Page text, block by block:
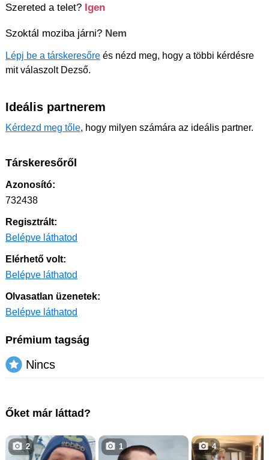
Szereted a telet? Igen
Szoktál moziba járni? Nem
Lépj be a társkeresőre és nézd meg, hogy a többi kérdésre
mit válaszolt Dezső.
Ideális partnerem
Kérdezd meg tőle, hogy milyen számára az ideális partner.
Társkeresőről
Azonosító:
732438
Regisztrált:
Belépve láthatod
Elérhető volt:
Belépve láthatod
Olvasatlan üzenetek:
Belépve láthatod
Prémium tagság
Nincs
Őket már láttad?
2 1 4